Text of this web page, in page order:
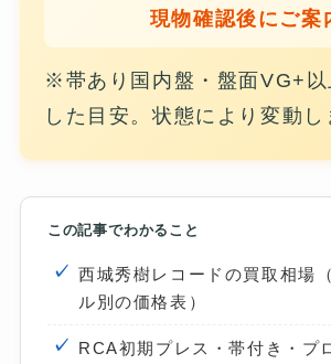
現物確認後にご案
※帯あり国内盤・盤面VG+以
した目安。状態により変動し
この記事でわかること
西城秀樹レコードの買取相場
ル別の価格表）
RCA初期プレス・帯付き・プ